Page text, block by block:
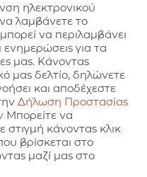
ηλεκτρονικού
λαμβάνετε το
να περιλαμβάνει
ενημερώσεις για τα
μας. Κάνοντας
μας δελτίο, δηλώνετε
και αποδέχεστε
Δήλωση Προστασίας
Μπορείτε να
στιγμή κάνοντας κλικ
βρίσκεται στο
μαζί μας στο